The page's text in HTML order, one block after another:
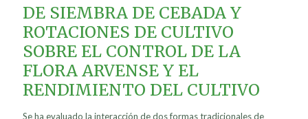
DE SIEMBRA DE CEBADA Y
ROTACIONES DE CULTIVO
SOBRE EL CONTROL DE LA
FLORA ARVENSE Y EL
RENDIMIENTO DEL CULTIVO
Se ha evaluado la interacción de dos formas tradicionales de